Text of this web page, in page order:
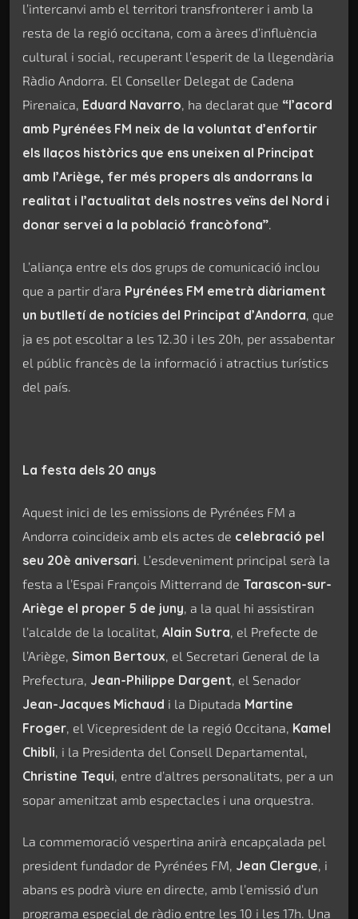
l’intercanvi amb el territori transfronterer i amb la
resta de la regió occitana, com a àrees d’influència
cultural i social, recuperant l’esperit de la llegendària
Ràdio Andorra. El Conseller Delegat de Cadena
Pirenaica, Eduard Navarro, ha declarat que “l’acord
amb Pyrénées FM neix de la voluntat d’enfortir
els llaços històrics que ens uneixen al Principat
amb l’Ariège, fer més propers als andorrans la
realitat i l’actualitat dels nostres veïns del Nord i
donar servei a la població francòfona”.
L’aliança entre els dos grups de comunicació inclou
que a partir d’ara Pyrénées FM emetrà diàriament
un butlletí de notícies del Principat d’Andorra , que
ja es pot escoltar a les 12.30 i les 20h, per assabentar
el públic francès de la informació i atractius turístics
del país.
La festa dels 20 anys
Aquest inici de les emissions de Pyrénées FM a
Andorra coincideix amb els actes de celebració pel
seu 20è aniversari . L’esdeveniment principal serà la
festa a l’Espai François Mitterrand de Tarascon-sur-
Ariège el proper 5 de juny , a la qual hi assistiran
l’alcalde de la localitat, Alain Sutra , el Prefecte de
l’Ariège, Simon Bertoux , el Secretari General de la
Prefectura, Jean-Philippe Dargent , el Senador
Jean-Jacques Michaud i la Diputada Martine
Froger , el Vicepresident de la regió Occitana, Kamel
Chibli , i la Presidenta del Consell Departamental,
Christine Tequi , entre d’altres personalitats, per a un
sopar amenitzat amb espectacles i una orquestra.
La commemoració vespertina anirà encapçalada pel
president fundador de Pyrénées FM, Jean Clergue, i
abans es podrà viure en directe, amb l’emissió d’un
programa especial de ràdio entre les 10 i les 17h. Una